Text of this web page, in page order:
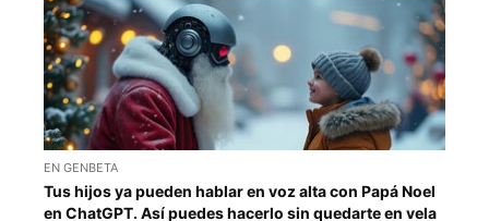
EN GENBETA
Tus hijos ya pueden hablar en voz alta con Papá Noel
en ChatGPT. Así puedes hacerlo sin quedarte en vela